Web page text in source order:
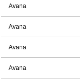
Avana
Avana
Avana
Avana